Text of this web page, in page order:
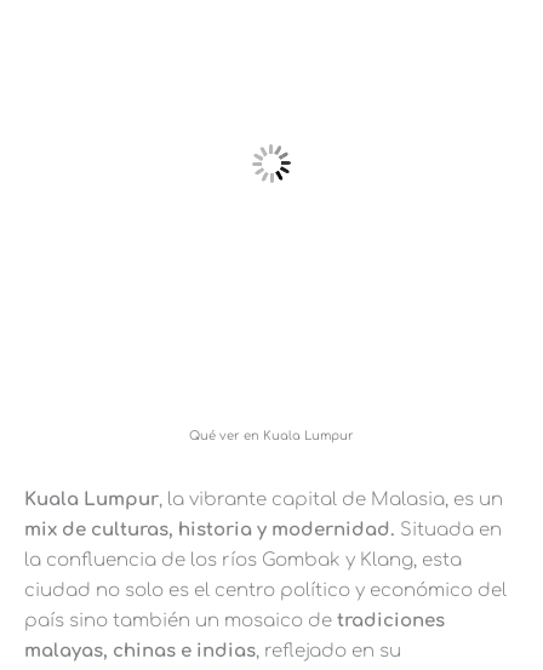
Qué ver en Kuala Lumpur
Kuala Lumpur, la vibrante capital de Malasia, es un
mix de culturas, historia y modernidad. Situada en
la confluencia de los ríos Gombak y Klang, esta
ciudad no solo es el centro político y económico del
país sino también un mosaico de tradiciones
malayas, chinas e indias, reflejado en su